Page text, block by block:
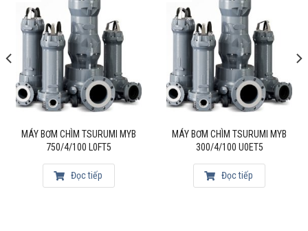
MÁY BƠM CHÌM TSURUMI MYB
750/4/100 L0FT5
Đọc tiếp
MÁY BƠM CHÌM TSURUMI MYB
300/4/100 U0ET5
Đọc tiếp